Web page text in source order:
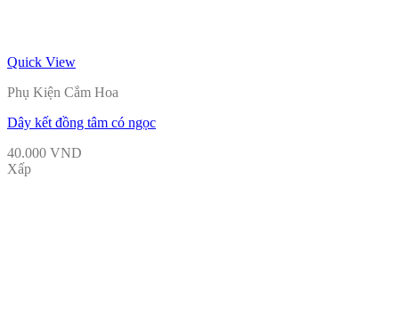
Quick View
Phụ Kiện Cắm Hoa
Dây kết đồng tâm có ngọc
40.000 VND
Xấp